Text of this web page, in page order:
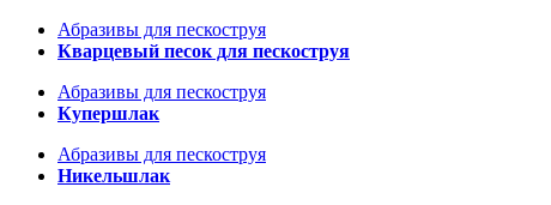
Абразивы для пескоструя
Кварцевый песок для пескоструя
Абразивы для пескоструя
Купершлак
Абразивы для пескоструя
Никельшлак